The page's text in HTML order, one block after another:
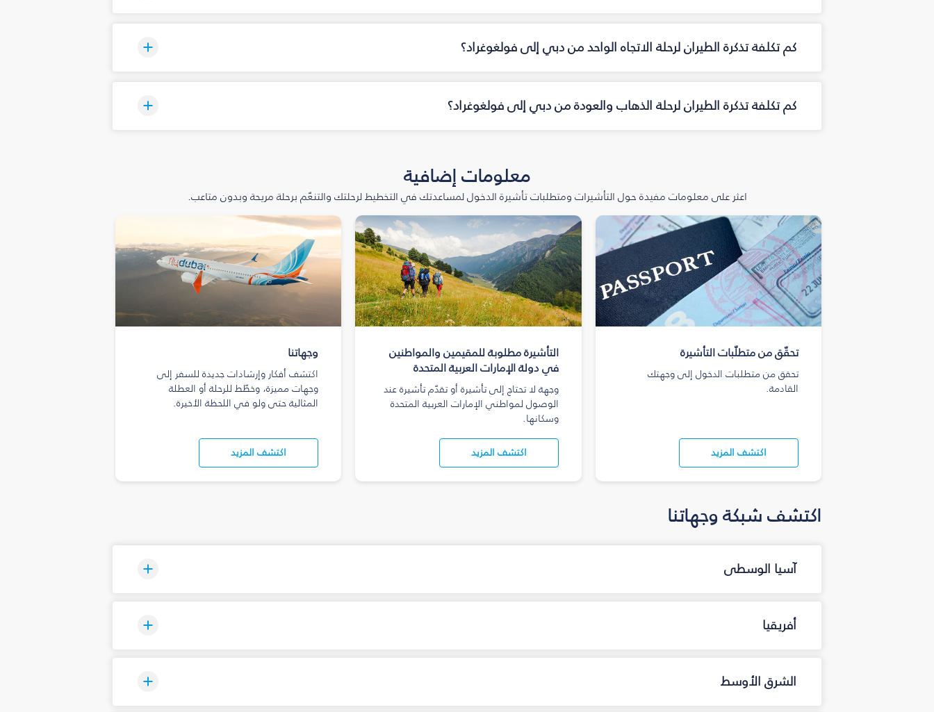
كم تكلفة تذكرة الطيران لرحلة الاتجاه الواحد من دبي إلى فولغوغراد؟
كم تكلفة تذكرة الطيران لرحلة الذهاب والعودة من دبي إلى فولغوغراد؟
معلومات إضافية
اعثر على معلومات مفيدة حول التأشيرات ومتطلبات تأشيرة الدخول لمساعدتك في التخطيط لرحلتك والتنعّم برحلة مريحة وبدون متاعب.
تحقّق من متطلّبات التأشيرة
تحقق من متطلبات الدخول إلى وجهتك
القادمة.
اكتشف المزيد
التأشيرة مطلوبة للمقيمين والمواطنين
في دولة الإمارات العربية المتحدة
وجهة لا تحتاج إلى تأشيرة أو تقدّم تأشيرة عند
الوصول لمواطني الإمارات العربية المتحدة
وسكانها.
اكتشف المزيد
وجهاتنا
اكتشف أفكار وإرشادات جديدة للسفر إلى
وجهات مميزة، وخطّط للرحلة أو العطلة
المثالية حتى ولو في اللحظة الأخيرة.
اكتشف المزيد
اكتشف شبكة وجهاتنا
آسيا الوسطى
أفريقيا
الشرق الأوسط